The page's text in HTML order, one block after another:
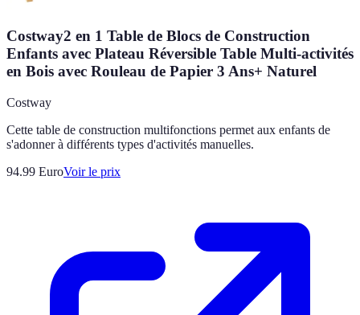
Costway2 en 1 Table de Blocs de Construction
Enfants avec Plateau Réversible Table Multi-activités
en Bois avec Rouleau de Papier 3 Ans+ Naturel
Costway
Cette table de construction multifonctions permet aux enfants de
s'adonner à différents types d'activités manuelles.
94.99 EuroVoir le prix